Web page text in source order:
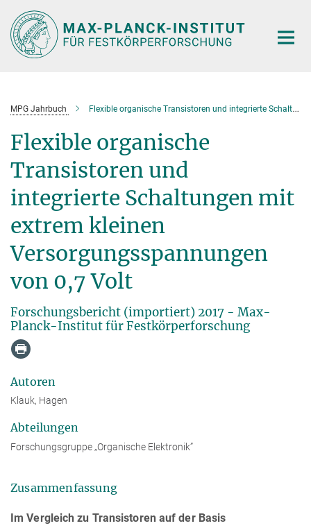
Hauptinhalt
MPG Jahrbuch Flexible organische Transistoren und integrierte Schaltungen mit extrem kleinen Versorgungsspannungen von 0,7 Volt
Flexible organische
Transistoren und
integrierte Schaltungen mit
extrem kleinen
Versorgungsspannungen
von 0,7 Volt
Forschungsbericht (importiert) 2017 - Max-
Planck-Institut für Festkörperforschung
Autoren
Klauk, Hagen
Abteilungen
Forschungsgruppe „Organische Elektronik”
Zusammenfassung
Im Vergleich zu Transistoren auf der Basis